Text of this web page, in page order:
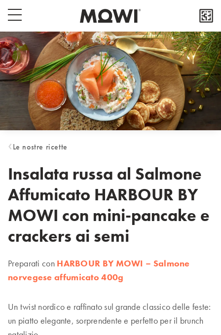
Menu switch buttonSelect your location
Popup close button
Asia
日本
日本語
대한민국
한국어
Europe
Deutschland
España
Español
France
Italia
Italiano
Polska
Sverige
Svenska
North America
Le nostre ricette
Insalata russa al Salmone
Affumicato HARBOUR BY
MOWI con mini-pancake e
crackers ai semi
Preparati con HARBOUR BY MOWI – Salmone
norvegese affumicato 400g
Un twist nordico e raffinato sul grande classico delle feste:
un piatto elegante, sorprendente e perfetto per il brunch